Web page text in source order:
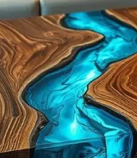
alta
qualidade,
como
as
populares
River
Tables
e